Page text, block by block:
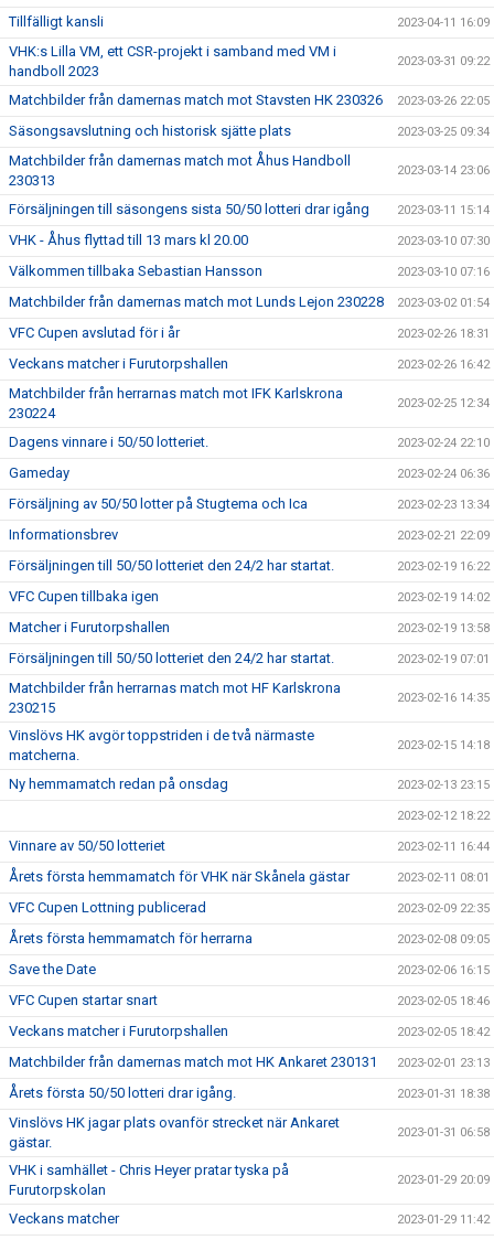
Tillfälligt kansli 2023-04-11 16:09
VHK:s Lilla VM, ett CSR-projekt i samband med VM i
handboll 2023
2023-03-31 09:22
Matchbilder från damernas match mot Stavsten HK 230326 2023-03-26 22:05
Säsongsavslutning och historisk sjätte plats 2023-03-25 09:34
Matchbilder från damernas match mot Åhus Handboll
230313
2023-03-14 23:06
Försäljningen till säsongens sista 50/50 lotteri drar igång 2023-03-11 15:14
VHK - Åhus flyttad till 13 mars kl 20.00 2023-03-10 07:30
Välkommen tillbaka Sebastian Hansson 2023-03-10 07:16
Matchbilder från damernas match mot Lunds Lejon 230228 2023-03-02 01:54
VFC Cupen avslutad för i år 2023-02-26 18:31
Veckans matcher i Furutorpshallen 2023-02-26 16:42
Matchbilder från herrarnas match mot IFK Karlskrona
230224
2023-02-25 12:34
Dagens vinnare i 50/50 lotteriet. 2023-02-24 22:10
Gameday 2023-02-24 06:36
Försäljning av 50/50 lotter på Stugtema och Ica 2023-02-23 13:34
Informationsbrev 2023-02-21 22:09
Försäljningen till 50/50 lotteriet den 24/2 har startat. 2023-02-19 16:22
VFC Cupen tillbaka igen 2023-02-19 14:02
Matcher i Furutorpshallen 2023-02-19 13:58
Försäljningen till 50/50 lotteriet den 24/2 har startat. 2023-02-19 07:01
Matchbilder från herrarnas match mot HF Karlskrona
230215
2023-02-16 14:35
Vinslövs HK avgör toppstriden i de två närmaste
matcherna.
2023-02-15 14:18
Ny hemmamatch redan på onsdag 2023-02-13 23:15
2023-02-12 18:22
Vinnare av 50/50 lotteriet 2023-02-11 16:44
Årets första hemmamatch för VHK när Skånela gästar 2023-02-11 08:01
VFC Cupen Lottning publicerad 2023-02-09 22:35
Årets första hemmamatch för herrarna 2023-02-08 09:05
Save the Date 2023-02-06 16:15
VFC Cupen startar snart 2023-02-05 18:46
Veckans matcher i Furutorpshallen 2023-02-05 18:42
Matchbilder från damernas match mot HK Ankaret 230131 2023-02-01 23:13
Årets första 50/50 lotteri drar igång. 2023-01-31 18:38
Vinslövs HK jagar plats ovanför strecket när Ankaret
gästar.
2023-01-31 06:58
VHK i samhället - Chris Heyer pratar tyska på
Furutorpskolan
2023-01-29 20:09
Veckans matcher 2023-01-29 11:42